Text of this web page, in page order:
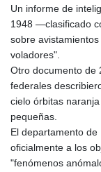
Un informe de
1948 —clasificado
sobre
voladores".
Otro documento de
federales
cielo órbitas
pequeñas.
El departamento
oficialmente a los
"fenómenos